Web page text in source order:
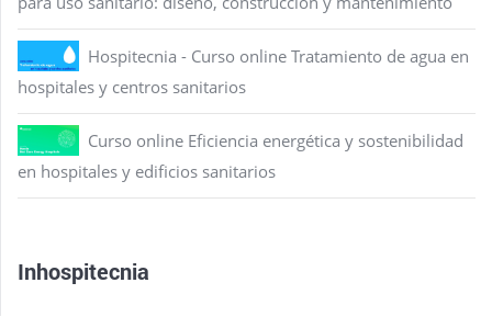
Hospitecnia - Curso online Tratamiento de agua en
hospitales y centros sanitarios
Curso online Eficiencia energética y sostenibilidad
en hospitales y edificios sanitarios
Inhospitecnia